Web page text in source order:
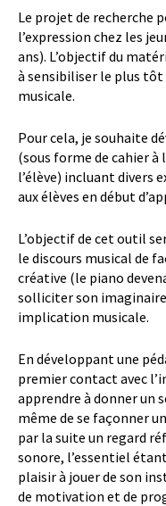
Le projet de recherche
l’expression chez les
ans). L’objectif du
à sensibiliser le plus tôt
musicale.
Pour cela, je souhaite
(sous forme de cahier
l’élève) incluant divers
aux élèves en début
L’objectif de cet outil
le discours musical de
créative (le piano
solliciter son
implication musicale.
En développant une
premier contact avec
apprendre à donner un
même de se façonner
par la suite un regard
sonore, l’essentiel
plaisir à jouer de son
de motivation et de